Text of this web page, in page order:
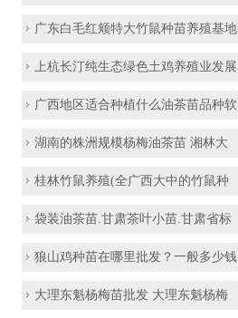
广东白毛红颊特大竹鼠种苗养殖基地
上杭长汀纯生态绿色土鸡养殖业发展
广西地区适合种植什么油茶苗品种软
湖南的株洲规模杨梅油茶苗 湘林大
桂林竹鼠养殖(全广西大中的竹鼠种
袋装油茶苗.甘肃茶叶小苗.甘肃省标
狼山鸡种苗在哪里批发？一般多少钱
大理东魁杨梅苗批发 大理东魁杨梅